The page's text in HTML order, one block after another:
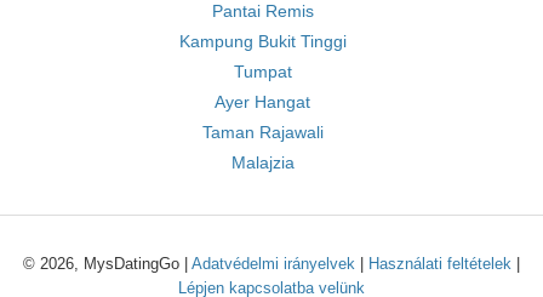
Pantai Remis
Kampung Bukit Tinggi
Tumpat
Ayer Hangat
Taman Rajawali
Malajzia
© 2026, MysDatingGo | Adatvédelmi irányelvek Használati feltételek
Lépjen kapcsolatba velünk